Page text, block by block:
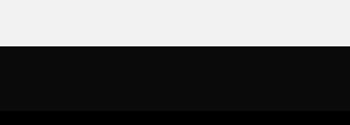
220 Dhs.180 Dhs.